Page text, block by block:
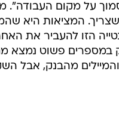
על מקום העבודה".
המציאות היא
הזו להעביר את
במספרים פשוט נמצא
מהבנק, אבל